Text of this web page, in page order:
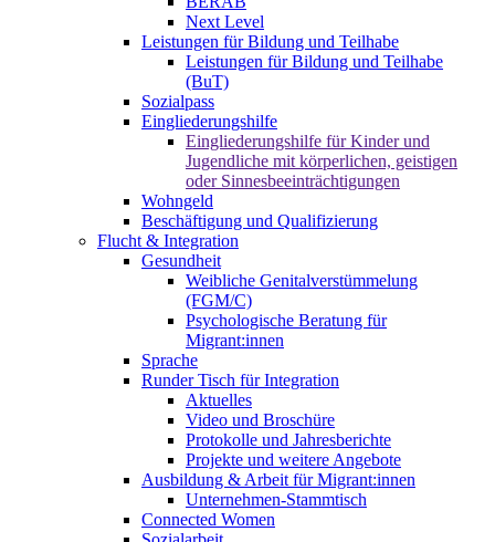
Next Level
Leistungen für Bildung und Teilhabe
Leistungen für Bildung und Teilhabe
(BuT)
Sozialpass
Eingliederungshilfe
Eingliederungshilfe für Kinder und
Jugendliche mit körperlichen, geistigen
oder Sinnesbeeinträchtigungen
Wohngeld
Beschäftigung und Qualifizierung
Flucht & Integration
Gesundheit
Weibliche Genitalverstümmelung
(FGM/C)
Psychologische Beratung für
Migrant:innen
Sprache
Runder Tisch für Integration
Aktuelles
Video und Broschüre
Protokolle und Jahresberichte
Projekte und weitere Angebote
Ausbildung & Arbeit für Migrant:innen
Unternehmen-Stammtisch
Connected Women